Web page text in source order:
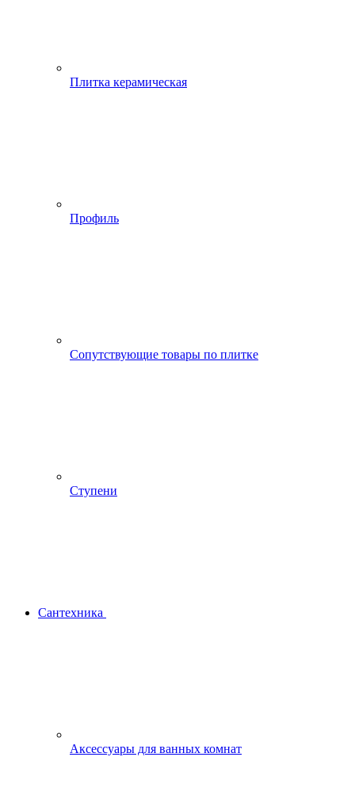
Плитка керамическая
Профиль
Сопутствующие товары по плитке
Ступени
Сантехника
Аксессуары для ванных комнат